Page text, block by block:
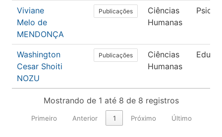
Viviane
Melo de
MENDONÇA
Publicações
Ciências
Humanas
Washington
Cesar Shoiti
NOZU
Publicações
Ciências
Humanas
Mostrando de 1 até 8 de 8 registros
Primeiro Anterior 1 Próximo Último